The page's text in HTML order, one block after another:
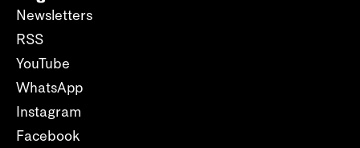
Newsletters
RSS
YouTube
WhatsApp
Instagram
Facebook